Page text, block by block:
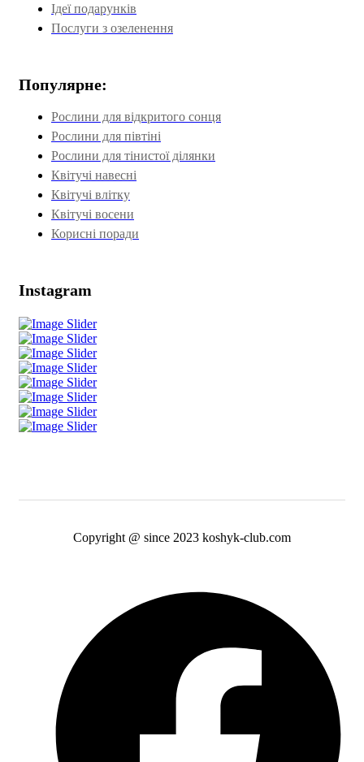
Ідеї подарунків
Послуги з озеленення
Популярне:
Рослини для відкритого сонця
Рослини для півтіні
Рослини для тінистої ділянки
Квітучі навесні
Квітучі влітку
Квітучі восени
Корисні поради
Instagram
Copyright @ since 2023 koshyk-club.com